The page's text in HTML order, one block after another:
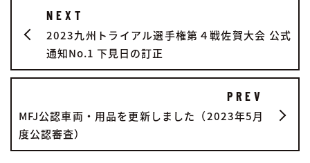
NEXT
2023九州トライアル選手権第４戦佐賀大会 公式
通知No.1 下見日の訂正
PREV
MFJ公認車両・用品を更新しました（2023年5月
度公認審査）